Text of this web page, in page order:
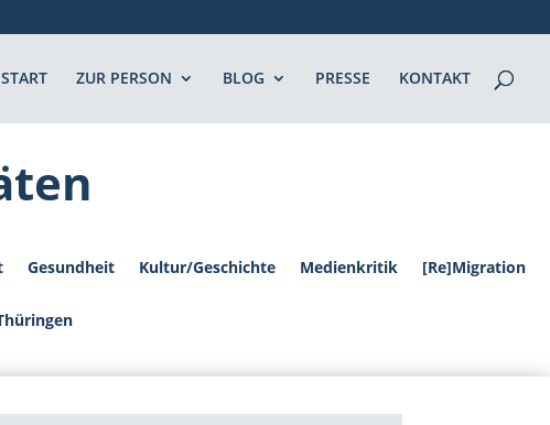
START ZUR PERSON BLOG PRESSE KONTAKT
Gesundheit Kultur/Geschichte Medienkritik [Re]Migration